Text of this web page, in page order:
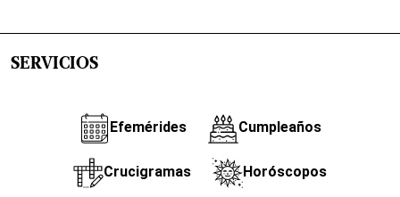
SERVICIOS
Efemérides Cumpleaños
Crucigramas Horóscopos